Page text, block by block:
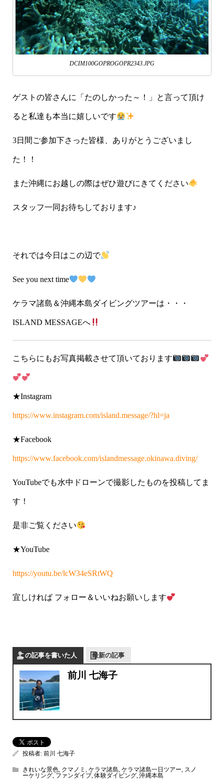
DCIM100GOPROGOPR2343.JPG
ゲストの皆さんに「たのしかった～！」と言って頂け
ると私達も本当に嬉しいです
3日間ご参加下さった皆様、ありがとうございまし
た！！
また沖縄にお越しの際はぜひ遊びにきてください
スタッフ一同お待ちしております♪
それでは今日はこの辺で
See you next time
ケラマ諸島＆沖縄本島ダイビングツアーは・・・
ISLAND MESSAGEへ
こちらにもお写真掲載させて頂いております
★Instagram
https://www.instagram.com/island.message/?hl=ja
★Facebook
https://www.facebook.com/islandmessage.okinawa.diving/
YouTubeでも水中ドローンで撮影したものを投稿してま
す！
是非ご覧ください
★YouTube
https://youtu.be/lcW34eSRtWQ
宜しければ フォロー＆いいねお願いします
この記事を書いた人 最新の記事
前川 七海子
投稿者: 前川 七海子
きれいな景色, クマノミ , ケラマ諸島, ケラマ諸島一日ツアー, スノ
ーケリング, ファンダイブ,体験ダイビング,沖縄本島